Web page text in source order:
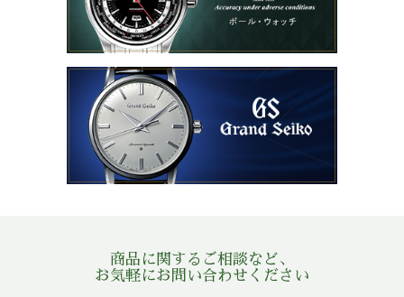
商品に関するご相談など、
お気軽にお問い合わせください